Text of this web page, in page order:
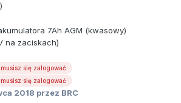
7Ah AGM (kwasowy)
na zaciskach)
się zalogować
się zalogować
2018 przez BRC